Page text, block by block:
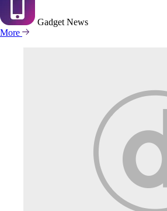
Gadget News
More